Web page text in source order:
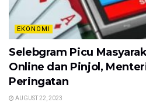
EKONOMI
Selebgram Picu
Online dan Pinjol,
Peringatan
AUGUST 22, 2023